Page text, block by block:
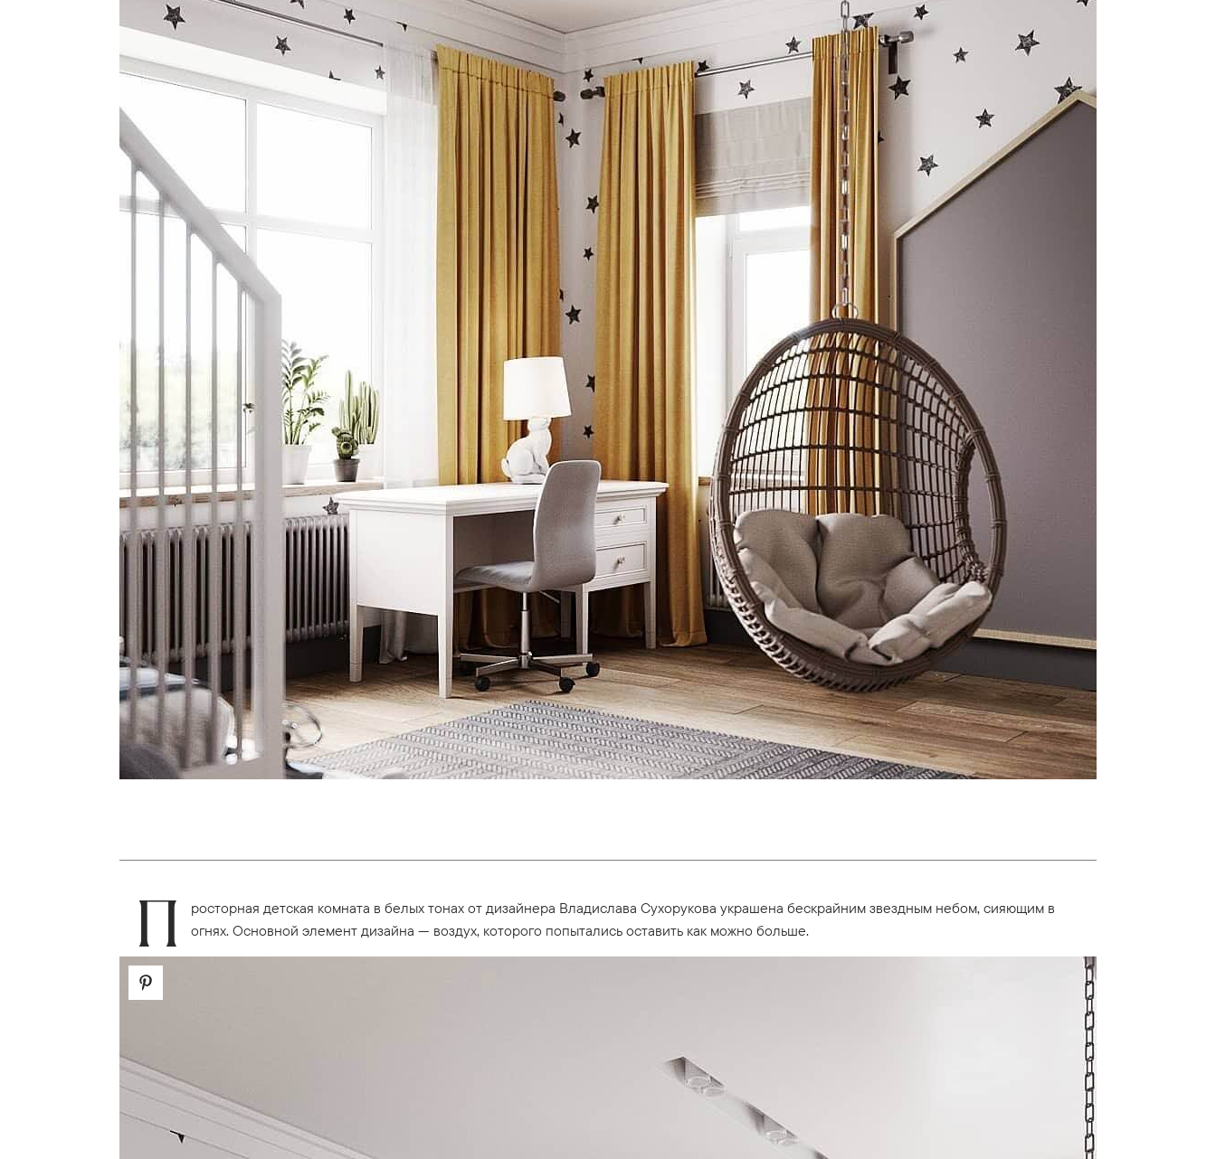
П
росторная детская комната в белых тонах от дизайнера Владислава Сухорукова украшена бескрайним звездным небом, сияющим в
огнях. Основной элемент дизайна — воздух, которого попытались оставить как можно больше.